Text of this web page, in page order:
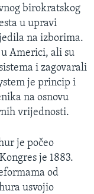
birokratskog
u upravi
na izborima.
Americi, ali su
i zagovarali
je princip i
na osnovu
vrijednosti.
je počeo
je 1883.
od
usvojio